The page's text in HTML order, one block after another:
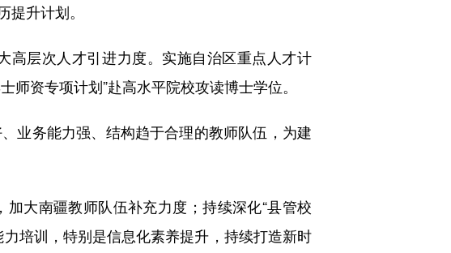
升计划。
层次人才引进力度。实施自治区重点人才计
资专项计划”赴高水平院校攻读博士学位。
务能力强、结构趋于合理的教师队伍，为建
大南疆教师队伍补充力度；持续深化“县管校
培训，特别是信息化素养提升，持续打造新时